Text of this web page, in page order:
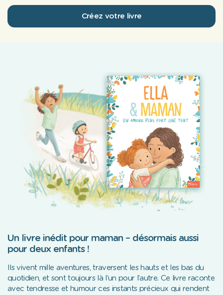
Créez votre livre
Un livre inédit pour maman – désormais aussi
pour deux enfants !
Ils vivent mille aventures, traversent les hauts et les bas du
quotidien, et sont toujours là l’un pour l’autre. Ce livre raconte
avec tendresse et humour ces instants précieux qui rendent